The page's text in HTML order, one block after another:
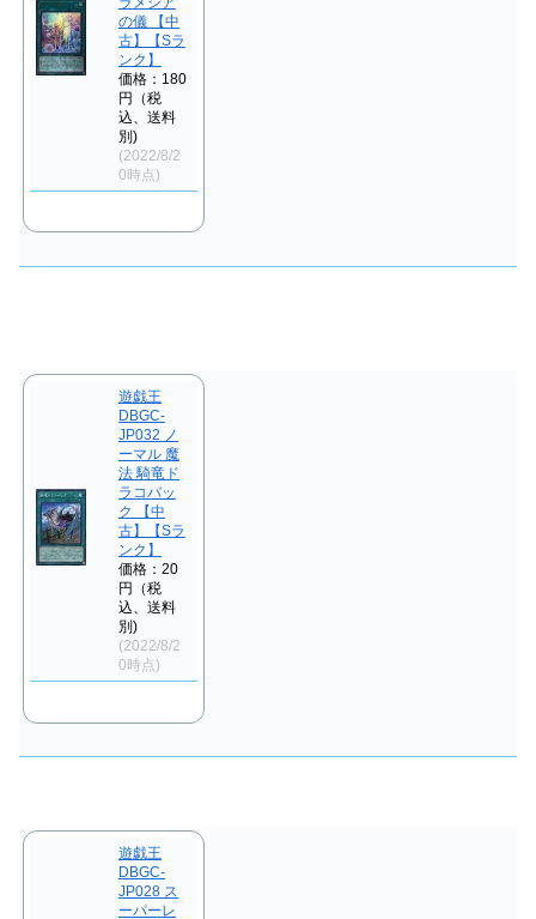
の儀 【中
古】【Sラ
ンク】
価格：180
円（税
込、送料
別)
(2022/8/2
0時点)
遊戯王
DBGC-
JP032 ノ
ーマル 魔
法 騎竜ド
ラコバッ
ク 【中
古】【Sラ
ンク】
価格：20
円（税
込、送料
別)
(2022/8/2
0時点)
遊戯王
DBGC-
JP028 ス
ーパーレ